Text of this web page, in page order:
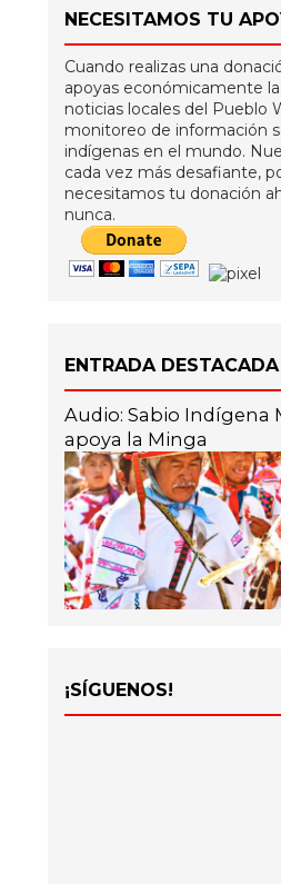
NECESITAMOS TU
Cuando realizas una
apoyas económicamente
noticias locales del Pueblo
monitoreo de información
indígenas en el mundo.
cada vez más desafiante,
necesitamos tu donación
nunca.
ENTRADA DESTACADA
Audio: Sabio Indígena
apoya la Minga
¡SÍGUENOS!